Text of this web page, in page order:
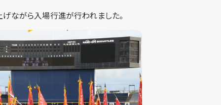
ながら入場行進が行われました。